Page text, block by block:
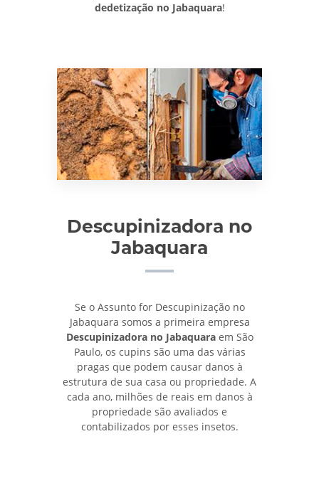
dedetização no Jabaquara!
Descupinizadora no
Jabaquara
Se o Assunto for Descupinização no
Jabaquara somos a primeira empresa
Descupinizadora no Jabaquaraem São
Paulo, os cupins são uma das várias
pragas que podem causar danos à
estrutura de sua casa ou propriedade. A
cada ano, milhões de reais em danos à
propriedade são avaliados e
contabilizados por esses insetos.